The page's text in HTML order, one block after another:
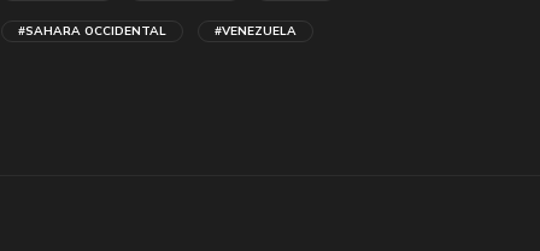
#SAHARA OCCIDENTAL #VENEZUELA